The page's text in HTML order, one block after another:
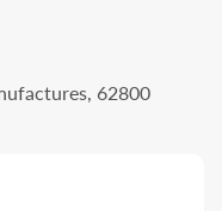
62800